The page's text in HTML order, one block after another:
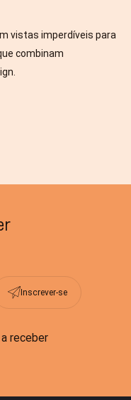
vistas imperdíveis para
combinam
Inscrever-se
receber